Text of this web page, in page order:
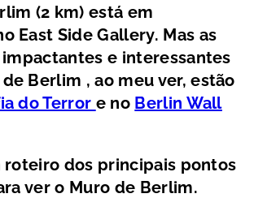
(2 km) está em
East Side Gallery. Mas as
e interessantes
Berlim , ao meu ver, estão
do Terror e no Berlin Wall
roteiro dos principais pontos
ver o Muro de Berlim.